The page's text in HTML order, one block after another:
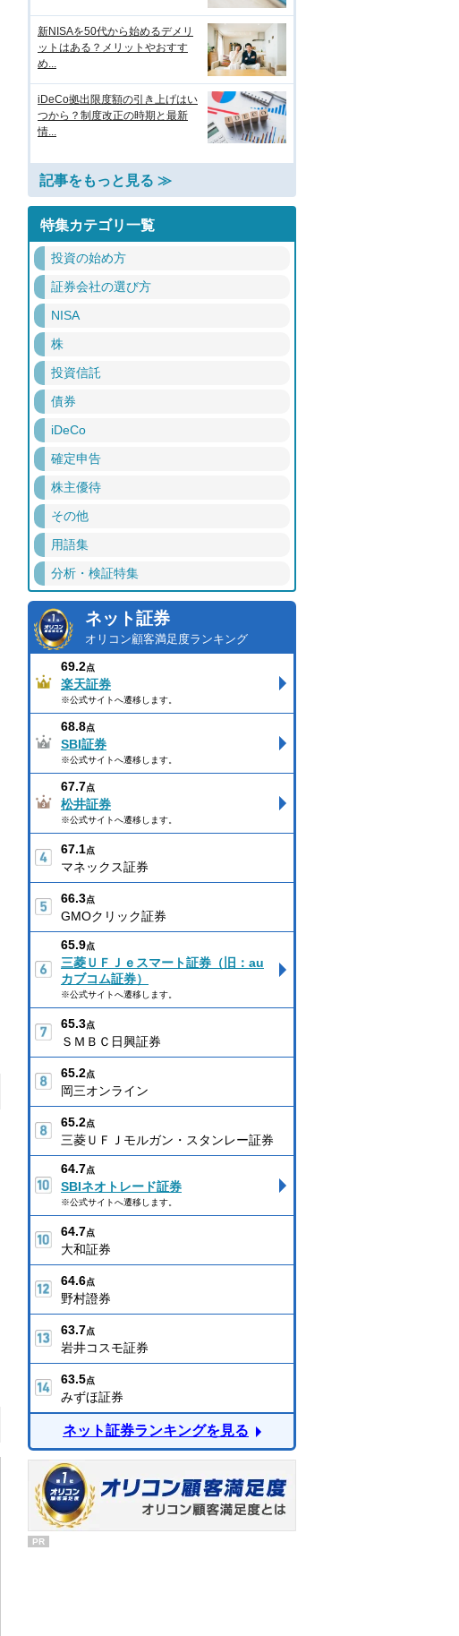
新NISAを50代から始めるデメリ
ットはある？メリットやおすす
め...
iDeCo拠出限度額の引き上げはい
つから？制度改正の時期と最新
情...
記事をもっと見る ≫
特集カテゴリ一覧
投資の始め方
証券会社の選び方
NISA
株
投資信託
債券
iDeCo
確定申告
株主優待
その他
用語集
分析・検証特集
ネット証券
オリコン顧客満足度ランキング
69.2点
楽天証券
※公式サイトへ遷移します。
68.8点
SBI証券
※公式サイトへ遷移します。
67.7点
松井証券
※公式サイトへ遷移します。
67.1点
マネックス証券
66.3点
GMOクリック証券
65.9点
三菱ＵＦＪｅスマート証券（旧：au
カブコム証券）
※公式サイトへ遷移します。
65.3点
ＳＭＢＣ日興証券
65.2点
岡三オンライン
65.2点
三菱ＵＦＪモルガン・スタンレー証券
64.7点
SBIネオトレード証券
※公式サイトへ遷移します。
64.7点
大和証券
64.6点
野村證券
63.7点
岩井コスモ証券
63.5点
みずほ証券
ネット証券ランキングを見る
PR